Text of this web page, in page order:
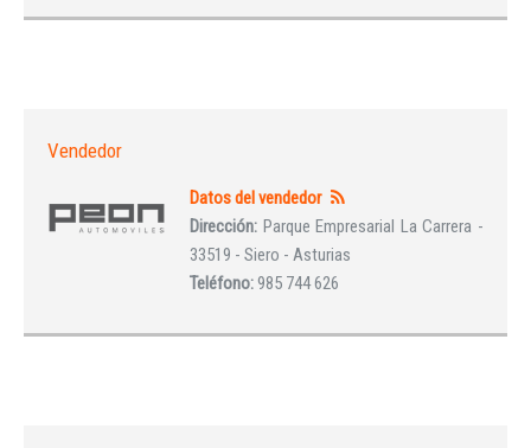
Vendedor
Datos del vendedor
Dirección: Parque Empresarial La Carrera -
33519 - Siero - Asturias
Teléfono:985 744 626